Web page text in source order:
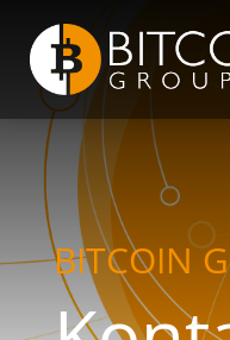
BITCOIN